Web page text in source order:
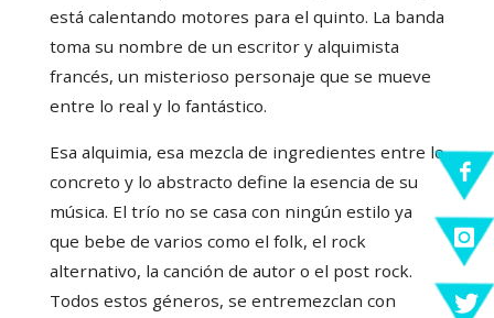
está calentando motores para el quinto. La banda
toma su nombre de un escritor y alquimista
francés, un misterioso personaje que se mueve
entre lo real y lo fantástico.
Esa alquimia, esa mezcla de ingredientes entre lo
concreto y lo abstracto define la esencia de su
música. El trío no se casa con ningún estilo ya
que bebe de varios como el folk, el rock
alternativo, la canción de autor o el post rock.
Todos estos géneros, se entremezclan con